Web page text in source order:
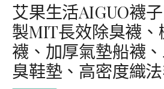
艾果生活AIGUO襪
製MIT長效除臭襪、
襪、加厚氣墊船襪
臭鞋墊、高密度織